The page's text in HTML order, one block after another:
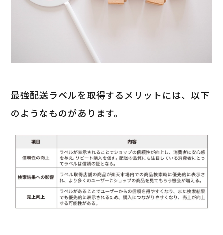
最強配送ラベルを取得するメリットには、以下
のようなものがあります。